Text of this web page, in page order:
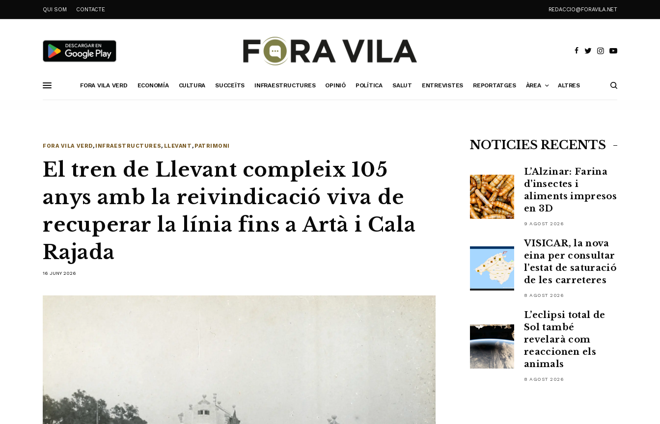
QUI SOM CONTACTE REDACCIO@FORAVILA.NET
FORA VILA VERD ECONOMÍA CULTURA SUCCEÏTS INFRAESTRUCTURES OPINIÓ POLÍTICA SALUT ENTREVISTES REPORTATGES ÀREA ALTRES
FORA VILA VERD, INFRAESTRUCTURES, LLEVANT, PATRIMONI
El tren de Llevant compleix 105
anys amb la reivindicació viva de
recuperar la línia fins a Artà i Cala
Rajada
16 JUNY 2026
NOTÍCIES RECENTS
L’Alzinar: Farina
d’insectes i
aliments impresos
en 3D
9 AGOST 2026
VISICAR, la nova
eina per consultar
l’estat de saturació
de les carreteres
8 AGOST 2026
L’eclipsi total de
Sol també
revelarà com
reaccionen els
animals
8 AGOST 2026